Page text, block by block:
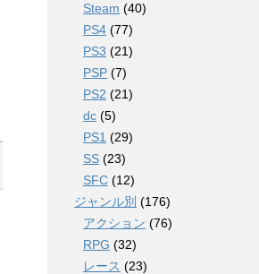
Steam (40)
PS4 (77)
PS3 (21)
PSP (7)
PS2 (21)
dc (5)
PS1 (29)
SS (23)
SFC (12)
ジャンル別 (176)
アクション (76)
RPG (32)
レース (23)